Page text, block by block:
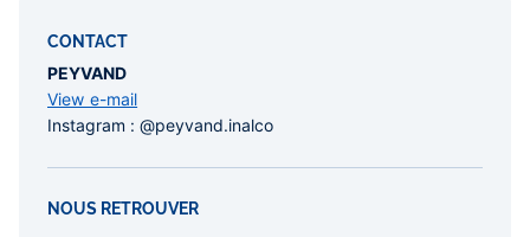
CONTACT
PEYVAND
View e-mail
Instagram : @peyvand.inalco
NOUS RETROUVER